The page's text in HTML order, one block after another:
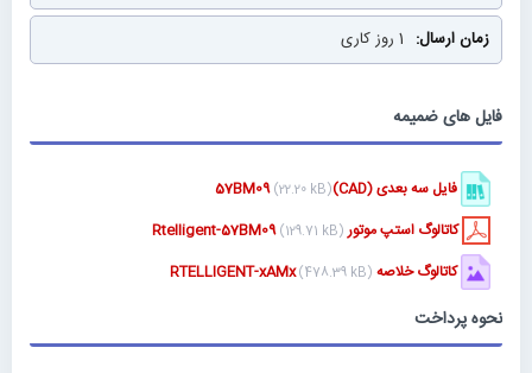
1 روز کاری
فایل های ضمیمه
فایل سه بعدی (CAD)57BM09 (22.20 kB)
کاتالوگ استپ موتور Rtelligent-57BM09(129.71 kB)
کاتالوگ خلاصه RTELLIGENT-xAMx (478.39 kB)
نحوه پرداخت